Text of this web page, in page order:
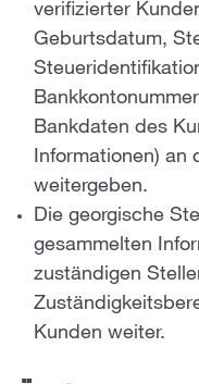
verifizierter
Geburtsdatum,
Bankdaten des
Informationen) an
weitergeben.
Die georgische
gesammelten
zuständigen
Kunden weiter.